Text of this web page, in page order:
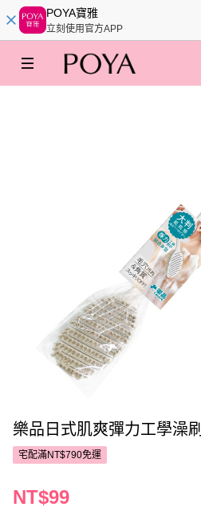
POYA寶雅
立刻使用官方APP
樂品日式肌爽彈力工學澡刷
宅配滿NT$790免運
NT$99